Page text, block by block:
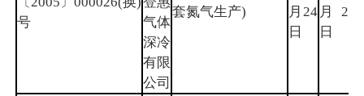
号
气体
深冷
有限
公司
套氮气生产)
月24
日
月2
日